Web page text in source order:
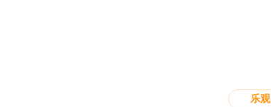
乐观